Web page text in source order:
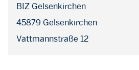
BIZ Gelsenkirchen
45879 Gelsenkirchen
Vattmannstraße 12